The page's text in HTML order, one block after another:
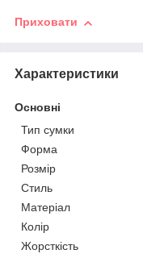
Приховати
Характеристики
Основні
Тип сумки
Форма
Розмір
Стиль
Матеріал
Колір
Жорсткість